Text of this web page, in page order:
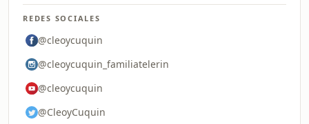
REDES SOCIALES
@cleoycuquin
@cleoycuquin_familiatelerin
@cleoycuquin
@CleoyCuquin